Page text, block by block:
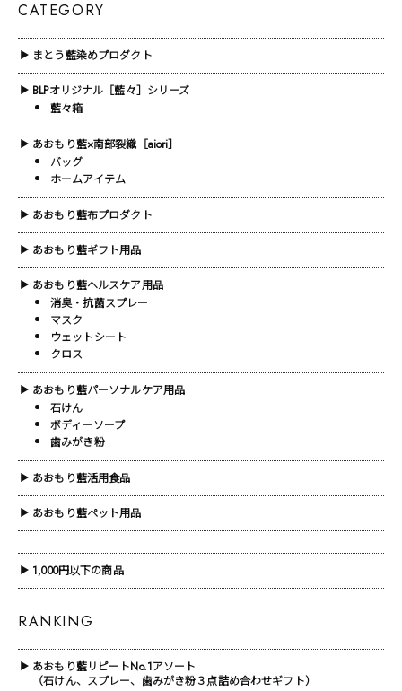
CATEGORY
▶ まとう藍染めプロダクト
▶ BLPオリジナル［藍々］シリーズ
藍々箱
▶ あおもり藍×南部裂織［aiori］
バッグ
ホームアイテム
▶ あおもり藍布プロダクト
▶ あおもり藍ギフト用品
▶ あおもり藍ヘルスケア用品
消臭・抗菌スプレー
マスク
ウェットシート
クロス
▶ あおもり藍パーソナルケア用品
石けん
ボディーソープ
歯みがき粉
▶ あおもり藍活用食品
▶ あおもり藍ペット用品
▶ 1,000円以下の商品
RANKING
▶ あおもり藍リピートNo.1アソート
（石けん、スプレー、歯みがき粉３点詰め合わせギフト）